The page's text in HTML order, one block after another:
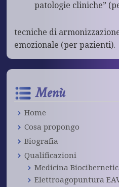
patologie cliniche”
tecniche di
emozionale (per pazienti).
Menù
Home
Cosa propongo
Biografia
Qualificazioni
Medicina
Elettroagopuntura